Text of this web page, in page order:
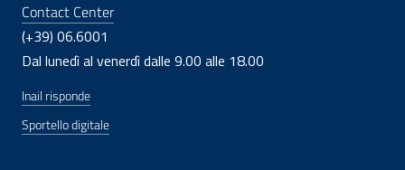
Contact Center
(+39) 06.6001
Dal lunedì al venerdì dalle 9.00 alle 18.00
Inail risponde
Sportello digitale